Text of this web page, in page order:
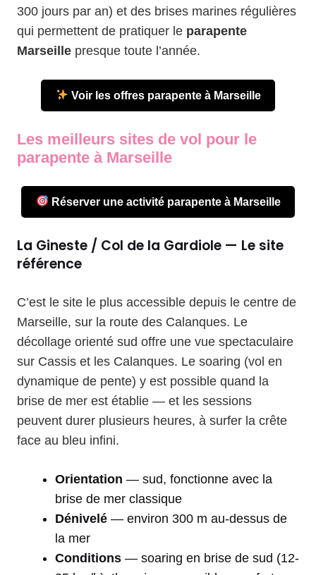
300 jours par an) et des brises marines régulières
qui permettent de pratiquer le parapente
Marseille presque toute l’année.
Voir les offres parapente à Marseille
Les meilleurs sites de vol pour le
parapente à Marseille
Réserver une activité parapente à Marseille
La Gineste / Col de la Gardiole — Le site
référence
C’est le site le plus accessible depuis le centre de
Marseille, sur la route des Calanques. Le
décollage orienté sud offre une vue spectaculaire
sur Cassis et les Calanques. Le soaring (vol en
dynamique de pente) y est possible quand la
brise de mer est établie — et les sessions
peuvent durer plusieurs heures, à surfer la crête
face au bleu infini.
Orientation — sud, fonctionne avec la
brise de mer classique
Dénivelé — environ 300 m au-dessus de
la mer
Conditions — soaring en brise de sud (12-